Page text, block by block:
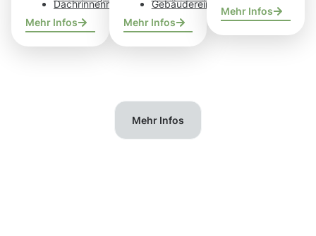
Dachrinnenreinigung
Mehr Infos
Gebäudereinigung
Mehr Infos
Mehr Infos
Mehr Infos